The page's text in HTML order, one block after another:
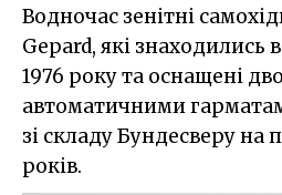
Водночас зенітні
Gepard, які знаходились
1976 року та оснащені
автоматичними
зі складу Бундесверу на
років.